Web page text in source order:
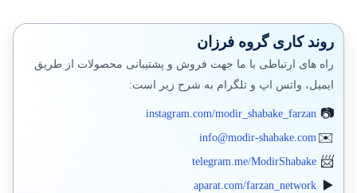
روند کاری گروه فرزان
راه های ارتباطی با ما جهت فروش و پشتیبانی محصولات از طریق
ایمیل، واتس اپ و تلگرام به شرح زیر است:
instagram.com/modir_shabake_farzan
info@modir-shabake.com
telegram.me/ModirShabake
aparat.com/farzan_network